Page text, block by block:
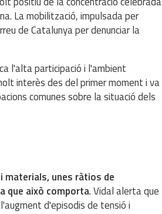
La mobilització, impulsada per
de Catalunya per denunciar la
l'alta participació i l'ambient
interès des del primer moment i va
comunes sobre la situació dels
materials, unes ràtios de
que això comporta. Vidal alerta que
d'episodis de tensió i